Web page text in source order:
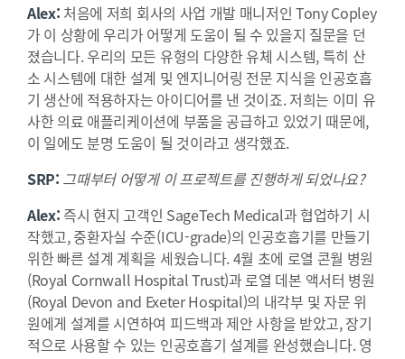
Alex: 처음에 저희 회사의 사업 개발 매니저인 Tony Copley
가 이 상황에 우리가 어떻게 도움이 될 수 있을지 질문을 던
졌습니다. 우리의 모든 유형의 다양한 유체 시스템, 특히 산
소 시스템에 대한 설계 및 엔지니어링 전문 지식을 인공호흡
기 생산에 적용하자는 아이디어를 낸 것이죠. 저희는 이미 유
사한 의료 애플리케이션에 부품을 공급하고 있었기 때문에,
이 일에도 분명 도움이 될 것이라고 생각했죠.
SRP: 그때부터 어떻게 이 프로젝트를 진행하게 되었나요?
Alex:즉시 현지 고객인 SageTech Medical과 협업하기 시
작했고, 중환자실 수준(ICU-grade)의 인공호흡기를 만들기
위한 빠른 설계 계획을 세웠습니다. 4월 초에 로열 콘월 병원
(Royal Cornwall Hospital Trust)과 로열 데본 액서터 병원
(Royal Devon and Exeter Hospital)의 내각부 및 자문 위
원에게 설계를 시연하여 피드백과 제안 사항을 받았고, 장기
적으로 사용할 수 있는 인공호흡기 설계를 완성했습니다. 영